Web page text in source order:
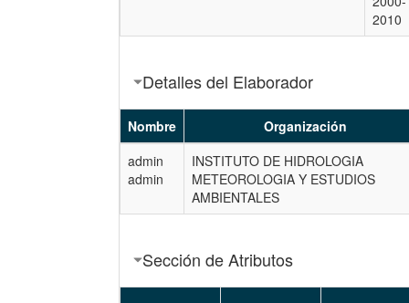
2010
Detalles del Elaborador
Nombre
Organización
admin
admin
INSTITUTO DE HIDROLOGIA
METEOROLOGIA Y ESTUDIOS
AMBIENTALES
Sección de Atributos